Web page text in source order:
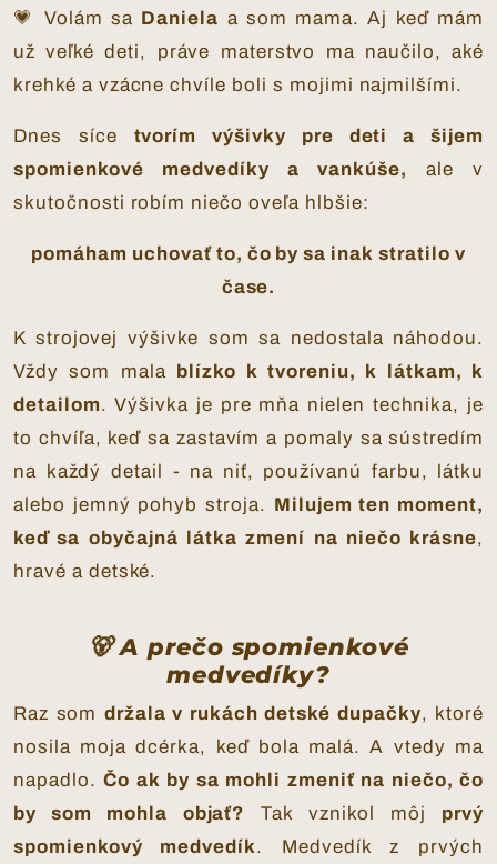
💗 Volám sa Daniela a som mama. Aj keď mám
už veľké deti, práve materstvo ma naučilo, aké
krehké a vzácne chvíle boli s mojimi najmilšími.
Dnes síce tvorím výšivky pre deti a šijem
spomienkové medvedíky a vankúše, ale v
skutočnosti robím niečo oveľa hlbšie:
pomáham uchovať to, čo by sa inak stratilo v
čase.
K strojovej výšivke som sa nedostala náhodou.
Vždy som mala
blízko k tvoreniu, k látkam, k
detailom. Výšivka je pre mňa nielen technika, je
to chvíľa, keď sa zastavím a pomaly sa sústredím
na každý detail - na niť, používanú farbu, látku
alebo jemný pohyb stroja. Milujem ten moment,
keď sa obyčajná látka zmení na niečo krásne,
hravé a detské.
🐻 A prečo spomienkové
medvedíky?
Raz somdržala v rukách detské dupačky, ktoré
nosila moja dcérka, keď bola malá. A vtedy ma
napadlo.Čo ak by sa mohli zmeniť na niečo, čo
by som mohla objať? Tak vznikol môj prvý
spomienkový medvedík. Medvedík z prvých